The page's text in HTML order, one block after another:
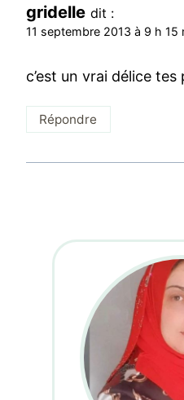
gridelle dit :
11 septembre 2013 à 9 h 15
c’est un vrai délice
Répondre